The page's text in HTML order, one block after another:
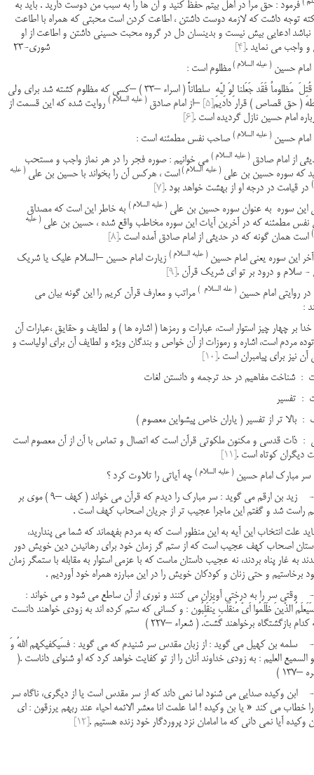
فرمود : حق مرا در اهل بیتم حفظ کنید و آن ها را به سبب من دوست دارید . باید به
توجه داشت که لازمه دوست داشتن ، اطاعت کردن است محبتی که همراه با اطاعت
ادعایی بیش نیست و بدینسان دل در گروه محبت حسینی داشتن و اطاعت از او
واجب می نماید . [4] شوری-23
( عیله السلام ) مظلوم است :
وَ مَن قُتِلَ مَظلوماٌ فَقَد جَعَلنا لِوَ لِیّهِ سلطاناً ( اسراء –33 ) –کسی که مظلوم کشته شد برای ولی
( حق قصاص ) قرار دادیم [5] –از امام صادق( علیه السلام ) روایت شده که این قسمت از
امام حسین نازل گردیده است . [6]
( علیه السلام ) صاحب نفس مطمئنه است :
از امام صادق( علیه السلام ) می خوانیم : صوره فجر را در هر نماز واجب و مستحب
که سوره حسین بن علی( علیه السلام )است ، هرکس آن را بخواند با حسین بن علی( علیه
در قیامت در درجه او از بهشت خواهد بود . [7]
این سوره به عنوان سوره حسین بن علی( علیه السلام ) به خاطر این است که مصداق
نفس مطمئنه که در آخرین آیات این سوره مخاطب واقع شده ، حسین بن علی( علیه
است همان گونه که در حدیثی از امام صادق آمده است . [8]
این سوره یعنی امام حسین( علیه السلام ) زیارت امام حسین –السلام علیک یا شریک
- سلام و درود بر تو ای شریک قرآن . [9]
( عله السلام ) مراتب و معارف قرآن کریم را این گونه بیان می
:
بر چهار چیز استوار است، عبارات و رمزها ( اشاره ها ) و لطایف و حقایق ،عبارات آن
مردم است، اشاره و رموزات از آن خواص و بندگان ویژه و لطایف آن برای اولیاست و
آن نیز برای پیامبران است . [10]
: شناخت مفاهیم در حد ترجمه و دانستن لغات
: تفسیر
: بالا تر از تفسیر ( یاران خاص پیشواین معصوم )
: ذات قدسی و مکنون ملکوتی قرآن است که اتصال و تماس با آن از آن معصوم است
دیگران کوتاه است . [11]
( علیه السلام ) چه آیاتی را تلاوت کرد ؟
1- زید بن ارقم می گوید : سر مبارک را دیدم که قرآن می خواند ( کهف –9 ) موی بر
راست شد و گفتم این ماجرا عجیب تر از جریان اصحاب کهف است .
علت انتخاب این آیه به این منظور است که به مردم بفهماند که شما می پندارید،
اصحاب کهف عجیب است که از ستم گر زمان خود برای رهانیدن دین خویش دور
به غار پناه بردند، نه عجیب داستان ماست که با عزمی استوار به مقابله با ستمگر زمان
برخاستیم و حتی زنان و کودکان خویش را در این مبارزه همراه خود آوردیم .
2- وقتی سر را به درختی آویزان می کنند و نوری از آن ساطع می شود و می خواند :
الذّینَ ظَلَمُوا اَیّ مُنقَلَبِ یَنقَلِبُون : و کسانی که ستم کرده اند به زودی خواهند دانست
کدام بازگشتگاه برخواهند گشت. ( شعراء –227 )
3- سلمه بن کهیل می گوید : از زبان مقدس سر شنیدم که می گوید : فسَیکفیکهم اللهُ وَ
السمیع العلیم : به زودی خداوند آنان را از تو کفایت خواهد کرد که او شنوای داناست .(
–137 )
4- ابن وکیده صدایی می شنود اما نمی داند که از سر مقدس است یا از دیگری، ناگاه سر
خطاب می کند « یا بن وکیده ! اما علمت انا معشر الائمه احیاء عند ربهم یرزقون : ای
وکیده آیا نمی دانی که ما امامان نزد پروردگار خود زنده هستیم . [12]